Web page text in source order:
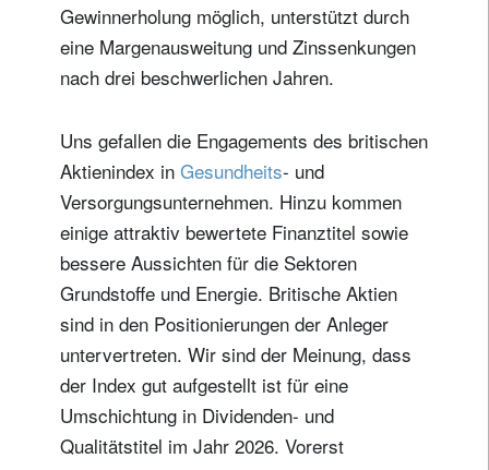
Gewinnerholung möglich, unterstützt durch
eine Margenausweitung und Zinssenkungen
nach drei beschwerlichen Jahren.
Uns gefallen die Engagements des britischen
Aktienindex in Gesundheits- und
Versorgungsunternehmen. Hinzu kommen
einige attraktiv bewertete Finanztitel sowie
bessere Aussichten für die Sektoren
Grundstoffe und Energie. Britische Aktien
sind in den Positionierungen der Anleger
untervertreten. Wir sind der Meinung, dass
der Index gut aufgestellt ist für eine
Umschichtung in Dividenden- und
Qualitätstitel im Jahr 2026. Vorerst